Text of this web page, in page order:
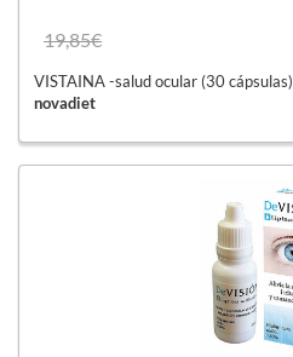
19,85€
VISTAINA -salud ocular (30 cápsulas)
novadiet